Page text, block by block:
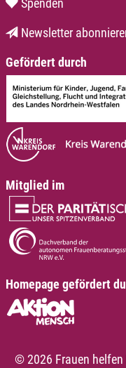
Spenden
Newsletter
Gefördert durch
Mitglied im
Homepage gefördert
© 2026 Frauen helfen